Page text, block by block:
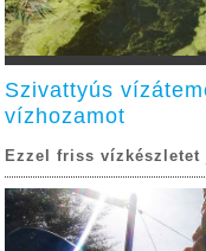
Szivattyús
vízhozamot
Ezzel friss